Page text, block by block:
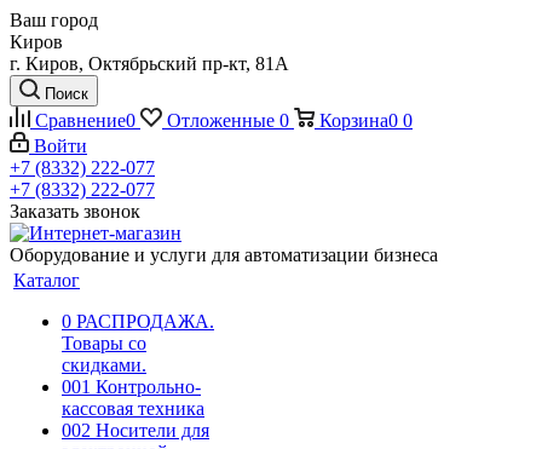
Ваш город
Киров
г. Киров, Октябрьский пр-кт, 81А
Поиск
Сравнение0 Отложенные 0 Корзина0 0
Войти
+7 (8332) 222-077
+7 (8332) 222-077
Заказать звонок
Оборудование и услуги для автоматизации бизнеса
Каталог
0 РАСПРОДАЖА.
Товары со
скидками.
001 Контрольно-
кассовая техника
002 Носители для